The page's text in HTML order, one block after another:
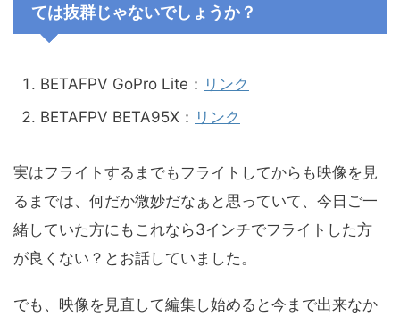
ては抜群じゃないでしょうか？
BETAFPV GoPro Lite： リンク
BETAFPV BETA95X： リンク
実はフライトするまでもフライトしてからも映像を見
るまでは、何だか微妙だなぁと思っていて、今日ご一
緒していた方にもこれなら3インチでフライトした方
が良くない？とお話していました。
でも、映像を見直して編集し始めると今まで出来なか